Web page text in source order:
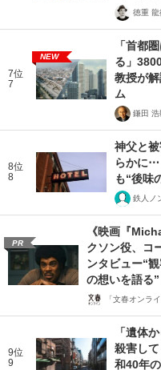
徳重 龍
7位
7
NEW
「首都
る」
教授が
ム
鎌田 浩
8位
8
神父と
らかに⋯
も“後味
鉄人ノ
PR
《映画『
クソン役、コ
ンタビュー“
の想いを語る
「文春オンラ
9位
9
「遺体
殺害し
和40年の